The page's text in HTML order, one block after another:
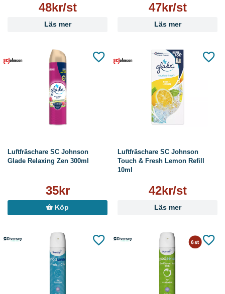
48kr/st
Läs mer
47kr/st
Läs mer
Luftfräschare SC Johnson
Glade Relaxing Zen 300ml
35kr
Köp
Luftfräschare SC Johnson
Touch & Fresh Lemon Refill
10ml
42kr/st
Läs mer